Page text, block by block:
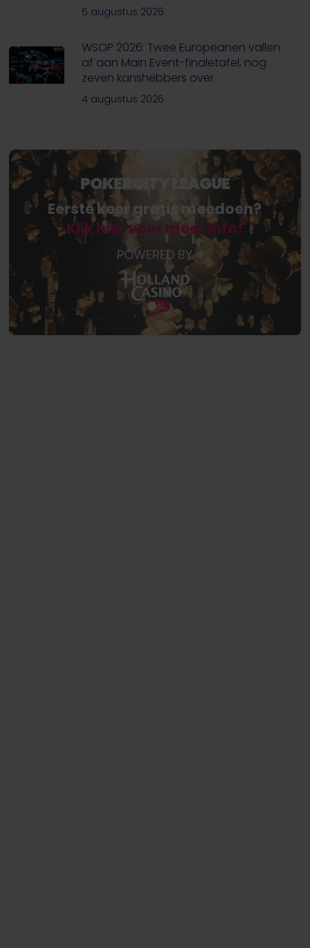
5 augustus 2026
WSOP 2026: Twee Europeanen vallen
af aan Main Event-finaletafel, nog
zeven kanshebbers over
4 augustus 2026
POKERCITY LEAGUE
Eerste keer gratis meedoen?
Klik hier voor meer info!
POWERED BY